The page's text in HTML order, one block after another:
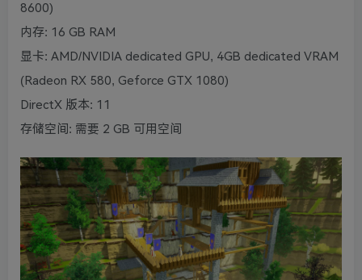
8600)
内存: 16 GB RAM
显卡: AMD/NVIDIA dedicated GPU, 4GB dedicated VRAM
(Radeon RX 580, Geforce GTX 1080)
DirectX 版本: 11
存储空间: 需要 2 GB 可用空间